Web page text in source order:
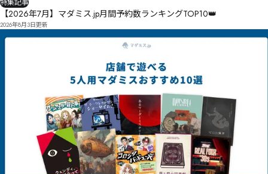
特集記事
【2026年7月】マダミス.jp月間予約数ランキングTOP10👑
2026年8月3日更新